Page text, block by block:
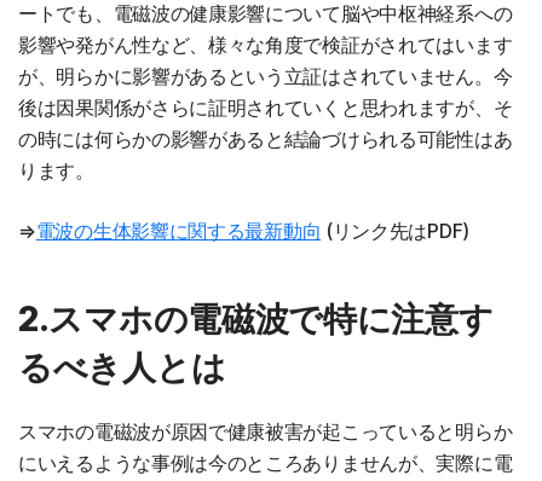
ートでも、電磁波の健康影響について脳や中枢神経系への
影響や発がん性など、様々な角度で検証がされてはいます
が、明らかに影響があるという立証はされていません。今
後は因果関係がさらに証明されていくと思われますが、そ
の時には何らかの影響があると結論づけられる可能性はあ
ります。
⇒電波の生体影響に関する最新動向 (リンク先はPDF)
2.スマホの電磁波で特に注意す
るべき人とは
スマホの電磁波が原因で健康被害が起こっていると明らか
にいえるような事例は今のところありませんが、実際に電